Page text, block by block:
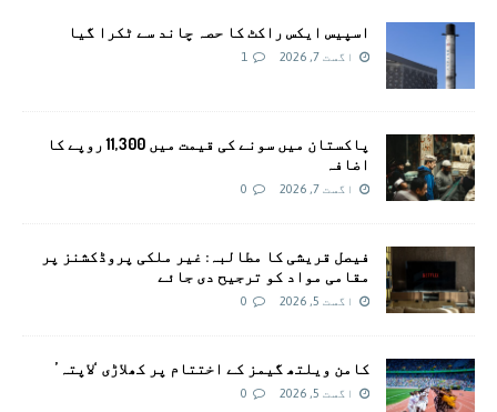
اسپیس ایکس راکٹ کا حصہ چاند سے ٹکرا گیا
اگست 7, 2026 1
پاکستان میں سونے کی قیمت میں 11,300 روپے کا
اضافہ
اگست 7, 2026 0
فیصل قریشی کا مطالبہ: غیر ملکی پروڈکشنز پر
مقامی مواد کو ترجیح دی جائے
اگست 5, 2026 0
کامن ویلتھ گیمز کے اختتام پر کھلاڑی ‘لاپتہ’
اگست 5, 2026 0